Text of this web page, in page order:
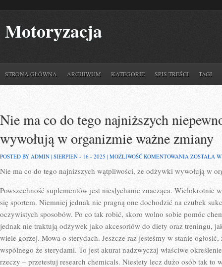
Motoryzacja
STRONA GŁÓWNA ARCHIWUM KATEGORIE SPIS TREŚCI TAGI
Nie ma co do tego najniższych
wywołują w organizmie ważne zmiany
POSTED BY ADMIN | SIERPIEŃ - 16 - 2025 | MOŻLIWOŚĆ KOMENTOWANIA NIE
CO
WYWOŁUJĄ
W
ZMIANY
ZOSTAŁA
Nie ma co do tego najniższych wątpliwości, że odżywki wywołują w
Powszechność suplementów jest niesłychanie znacząca. Wielokrotnie
się sportem. Niemniej jednak nie pragną one dochodzić na czubek
oczywistych sposobów. Po co tak robić, skoro wolno sobie pomóc
jednak nie traktują odżywek jako akcesoriów do diety oraz treningu,
wiele gorzej. Mowa o sterydach. Jeszcze raz jesteśmy w stanie
wspólnego że sterydami. To jest akurat nadzwyczaj właściwe
rzeczy – przetestuj research chemicals. Niestety lecz dużo osób tak to